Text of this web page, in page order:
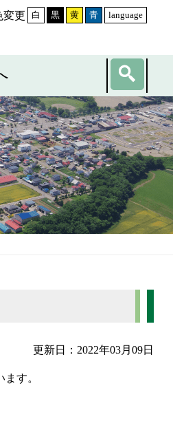
変更 白 黒 黄 青 language
更新日：2022年03月09日
す。